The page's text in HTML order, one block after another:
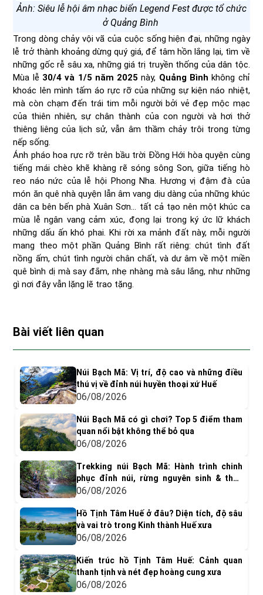
Ảnh: Siêu lễ hội âm nhạc biển Legend Fest được tổ chức
ở Quảng Bình
Trong dòng chảy vội vã của cuộc sống hiện đại, những ngày
lễ trở thành khoảng dừng quý giá, để tâm hồn lắng lại, tìm về
những gốc rễ sâu xa, những giá trị truyền thống của dân tộc.
Mùa lễ 30/4 và 1/5 năm 2025 này, Quảng Bình không chỉ
khoác lên mình tấm áo rực rỡ của những sự kiện náo nhiệt,
mà còn chạm đến trái tim mỗi người bởi vẻ đẹp mộc mạc
của thiên nhiên, sự chân thành của con người và hơi thở
thiêng liêng của lịch sử, vẫn âm thầm chảy trôi trong từng
nếp sống.
Ánh pháo hoa rực rỡ trên bầu trời Đồng Hới hòa quyện cùng
tiếng mái chèo khẽ khàng rẽ sóng sông Son, giữa tiếng hò
reo náo nức của lễ hội Phong Nha. Hương vị đậm đà của
món ăn quê nhà quyện lẫn âm vang dịu dàng của những khúc
dân ca bên bến phà Xuân Sơn... tất cả tạo nên một khúc ca
mùa lễ ngân vang cảm xúc, đọng lại trong ký ức lữ khách
những dấu ấn khó phai. Khi rời xa mảnh đất này, mỗi người
mang theo một phần Quảng Bình rất riêng: chút tình đất
nồng ấm, chút tình người chân chất, và dư âm về một miền
quê bình dị mà say đắm, nhẹ nhàng mà sâu lắng, như những
gì nơi đây vẫn lặng lẽ trao tặng.
Bài viết liên quan
Núi Bạch Mã: Vị trí, độ cao và những điều
thú vị về đỉnh núi huyền thoại xứ Huế
06/08/2026
Núi Bạch Mã có gì chơi? Top 5 điểm tham
quan nổi bật không thể bỏ qua
06/08/2026
Trekking núi Bạch Mã: Hành trình chinh
phục đỉnh núi, rừng nguyên sinh & thác
nước tuyệt đẹp
06/08/2026
Hồ Tịnh Tâm Huế ở đâu? Diện tích, độ sâu
và vai trò trong Kinh thành Huế xưa
06/08/2026
Kiến trúc hồ Tịnh Tâm Huế: Cảnh quan
thanh tịnh và nét đẹp hoàng cung xưa
06/08/2026